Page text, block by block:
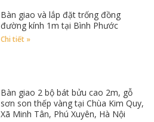
Bàn giao và lắp đặt trống đồng
đường kính 1m tại Bình Phước
Chi tiết »
Bàn giao 2 bộ bát bửu cao 2m, gỗ
sơn son thếp vàng tại Chùa Kim Quy,
Xã Minh Tân, Phú Xuyên, Hà Nội